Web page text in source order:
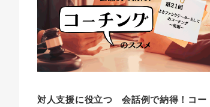
対人支援に役立つ 会話例で納得！コー